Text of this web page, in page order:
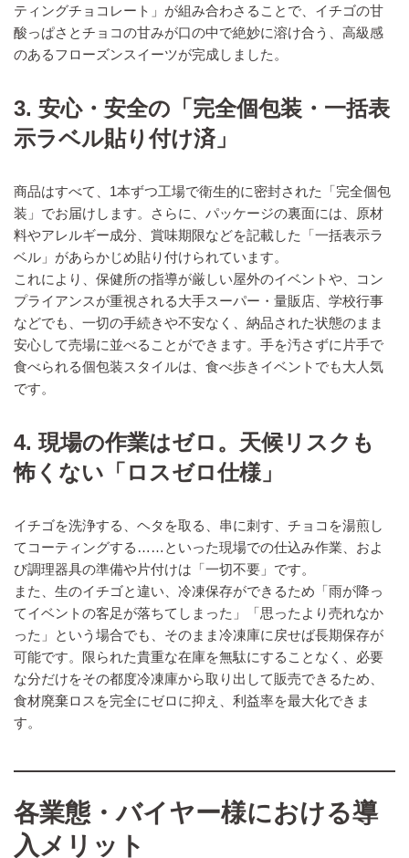
ティングチョコレート」が組み合わさることで、イチゴの甘
酸っぱさとチョコの甘みが口の中で絶妙に溶け合う、高級感
のあるフローズンスイーツが完成しました。
3. 安心・安全の「完全個包装・一括表
示ラベル貼り付け済」
商品はすべて、1本ずつ工場で衛生的に密封された「完全個包
装」でお届けします。さらに、パッケージの裏面には、原材
料やアレルギー成分、賞味期限などを記載した「一括表示ラ
ベル」があらかじめ貼り付けられています。
これにより、保健所の指導が厳しい屋外のイベントや、コン
プライアンスが重視される大手スーパー・量販店、学校行事
などでも、一切の手続きや不安なく、納品された状態のまま
安心して売場に並べることができます。手を汚さずに片手で
食べられる個包装スタイルは、食べ歩きイベントでも大人気
です。
4. 現場の作業はゼロ。天候リスクも
怖くない「ロスゼロ仕様」
イチゴを洗浄する、ヘタを取る、串に刺す、チョコを湯煎し
てコーティングする……といった現場での仕込み作業、およ
び調理器具の準備や片付けは「一切不要」です。
また、生のイチゴと違い、冷凍保存ができるため「雨が降っ
てイベントの客足が落ちてしまった」「思ったより売れなか
った」という場合でも、そのまま冷凍庫に戻せば長期保存が
可能です。限られた貴重な在庫を無駄にすることなく、必要
な分だけをその都度冷凍庫から取り出して販売できるため、
食材廃棄ロスを完全にゼロに抑え、利益率を最大化できま
す。
各業態・バイヤー様における導
入メリット